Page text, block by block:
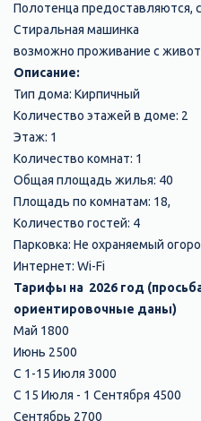
Полотенца предоставляются,
Стиральная машинка
возможно проживание с
Описание:
Тип дома: Кирпичный
Количество этажей в доме: 2
Этаж: 1
Количество комнат: 1
Общая площадь жилья: 40
Площадь по комнатам: 18,
Количество гостей: 4
Парковка: Не охраняемый
Интернет: Wi-Fi
Тарифы на 2026 год
ориентировочные даны)
Май 1800
Июнь 2500
С 1-15 Июля 3000
С 15 Июля - 1 Сентября 4500
Сентябрь 2700